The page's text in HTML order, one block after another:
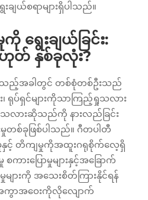
းချယ်စရာများရှိပါသည်။
ရွေးချယ်ခြင်း:
တ် နှစ်ခုလုံး?
သည့်အခါတွင် တစ်စုံတစ်ဦးသည်
ရုပ်ရှင်များကိုသာကြည့်ရှုသလား
လားဆိုသည်ကို နားလည်ခြင်း
မှုတစ်ခုဖြစ်ပါသည်။ ဂီတပါတီ
င့် တိကျမှုကိုအထူးဂရုစိုက်လေ့ရှိ
စကားပြောမှုများနှင့်အခြောက်
းကို အသေးစိတ်ကြားနိုင်ရန်
ကွာအဝေးကိုလိုလျောက်